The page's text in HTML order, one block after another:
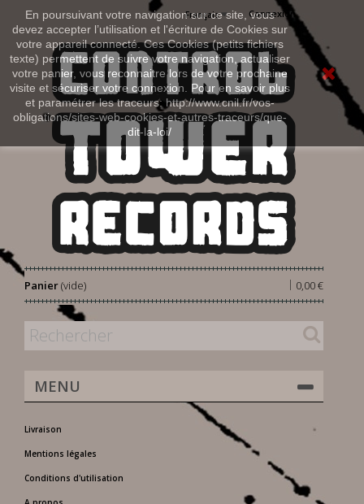
En poursuivant votre navigation sur ce site, vous
devez accepter l’utilisation et l'écriture de Cookies sur
votre appareil connecté. Ces Cookies (petits fichiers
texte) permettent de suivre votre navigation, actualiser
votre panier, vous reconnaitre lors de votre prochaine
visite et sécuriser votre connexion. Pour en savoir plus
et paramétrer les traceurs: http://www.cnil.fr/vos-
obligations/sites-web-cookies-et-autres-traceurs/que-
dit-la-loi/
Connexion
Français
Panier 0,00 €
|
(vide)
MENU
Livraison
Mentions légales
Conditions d'utilisation